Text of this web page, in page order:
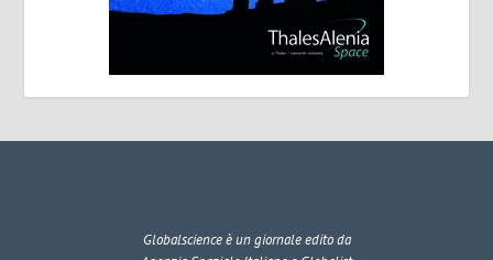
Globalscienceè un giornale edito da